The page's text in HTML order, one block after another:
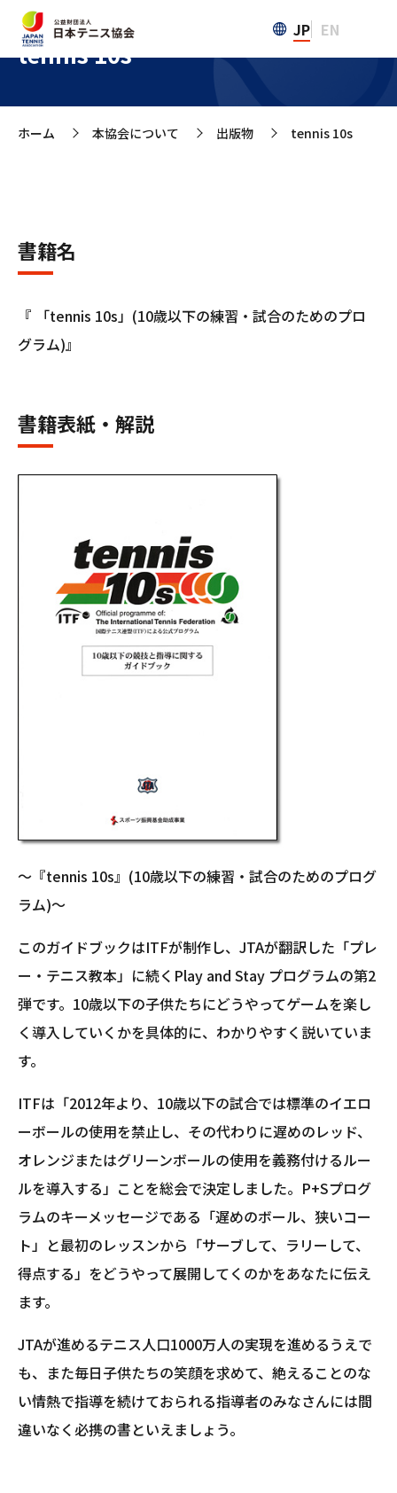
JP EN
tennis 10s
ホーム >
本協会について >
出版物 >
tennis 10s
書籍名
『 「tennis 10s」(10歳以下の練習・試合のためのプロ
グラム)』
書籍表紙・解説
～『tennis 10s』(10歳以下の練習・試合のためのプログ
ラム)～
このガイドブックはITFが制作し、JTAが翻訳した「プレ
ー・テニス教本」に続くPlay and Stay プログラムの第2
弾です。10歳以下の子供たちにどうやってゲームを楽し
く導入していくかを具体的に、わかりやすく説いていま
す。
ITFは「2012年より、10歳以下の試合では標準のイエロ
ーボールの使用を禁止し、その代わりに遅めのレッド、
オレンジまたはグリーンボールの使用を義務付けるルー
ルを導入する」ことを総会で決定しました。P+Sプログ
ラムのキーメッセージである「遅めのボール、狭いコー
ト」と最初のレッスンから「サーブして、ラリーして、
得点する」をどうやって展開してくのかをあなたに伝え
ます。
JTAが進めるテニス人口1000万人の実現を進めるうえで
も、また毎日子供たちの笑顔を求めて、絶えることのな
い情熱で指導を続けておられる指導者のみなさんには間
違いなく必携の書といえましょう。